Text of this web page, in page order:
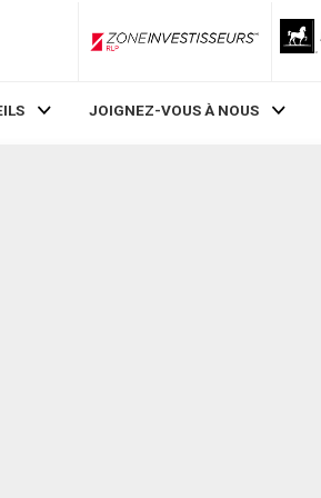
ZoneInvestisseurs RLP
JOIGNEZ-VOUS À NOUS